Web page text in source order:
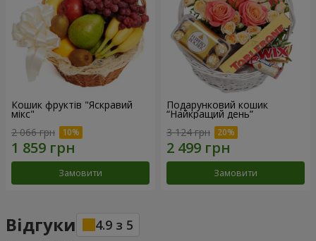
Кошик фруктів "Яскравий
мікс"
2 066 грн
Замовити
Подарунковий кошик
“Найкращий день”
3 124 грн
Замовити
Відгуки 4.9 з 5